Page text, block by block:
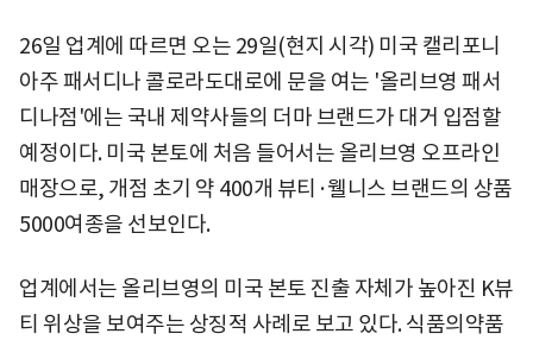
26일 업계에 따르면 오는 29일(현지 시각) 미국 캘리포니
아주 패서디나 콜로라도대로에 문을 여는 '올리브영 패서
디나점'에는 국내 제약사들의 더마 브랜드가 대거 입점할
예정이다. 미국 본토에 처음 들어서는 올리브영 오프라인
매장으로, 개점 초기 약 400개 뷰티·웰니스 브랜드의 상품
5000여종을 선보인다.
업계에서는 올리브영의 미국 본토 진출 자체가 높아진 K뷰
티 위상을 보여주는 상징적 사례로 보고 있다. 식품의약품